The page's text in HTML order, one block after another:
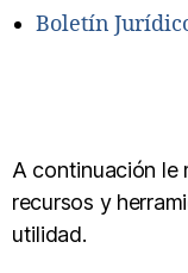
Boletín
A continuación le
recursos y
utilidad.